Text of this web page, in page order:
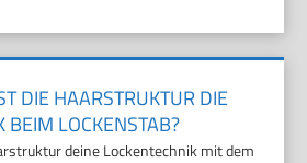
DIE HAARSTRUKTUR DIE
BEIM LOCKENSTAB?
deine Lockentechnik mit dem